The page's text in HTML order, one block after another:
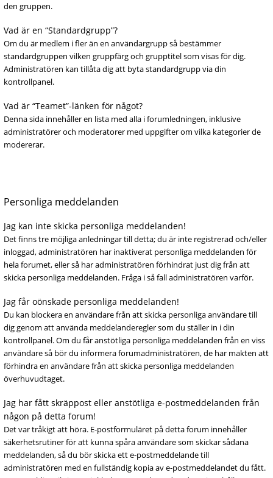
den gruppen.
Vad är en “Standardgrupp”?
Om du är medlem i fler än en användargrupp så bestämmer
standardgruppen vilken gruppfärg och grupptitel som visas för dig.
Administratören kan tillåta dig att byta standardgrupp via din
kontrollpanel.
Vad är “Teamet”-länken för något?
Denna sida innehåller en lista med alla i forumledningen, inklusive
administratörer och moderatorer med uppgifter om vilka kategorier de
modererar.
Personliga meddelanden
Jag kan inte skicka personliga meddelanden!
Det finns tre möjliga anledningar till detta; du är inte registrerad och/eller
inloggad, administratören har inaktiverat personliga meddelanden för
hela forumet, eller så har administratören förhindrat just dig från att
skicka personliga meddelanden. Fråga i så fall administratören varför.
Jag får oönskade personliga meddelanden!
Du kan blockera en användare från att skicka personliga användare till
dig genom att använda meddelanderegler som du ställer in i din
kontrollpanel. Om du får anstötliga personliga meddelanden från en viss
användare så bör du informera forumadministratören, de har makten att
förhindra en användare från att skicka personliga meddelanden
överhuvudtaget.
Jag har fått skräppost eller anstötliga e-postmeddelanden från
någon på detta forum!
Det var tråkigt att höra. E-postformuläret på detta forum innehåller
säkerhetsrutiner för att kunna spåra användare som skickar sådana
meddelanden, så du bör skicka ett e-postmeddelande till
administratören med en fullständig kopia av e-postmeddelandet du fått.